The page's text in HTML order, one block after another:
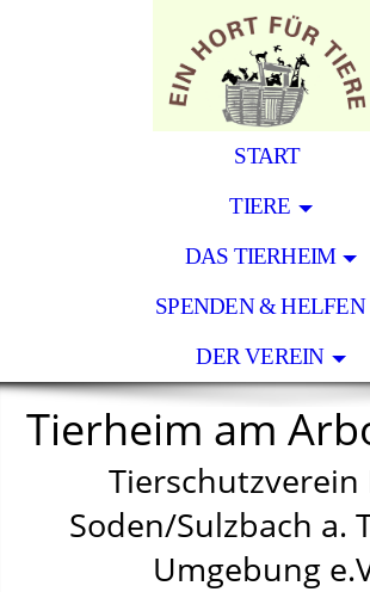
START
TIERE
DAS TIERHEIM
SPENDEN & HELFEN
DER VEREIN
Tierheim am
Tierschutzverein
Soden/Sulzbach a.
Umgebung